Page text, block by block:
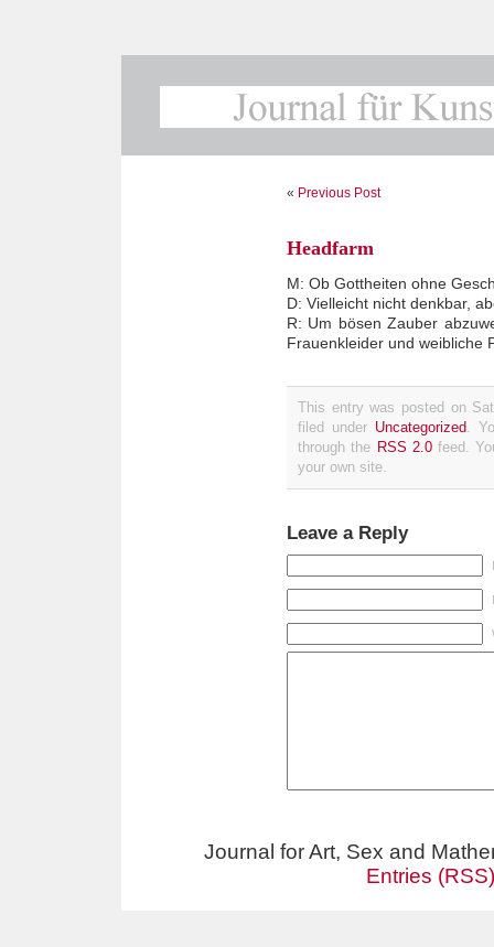
« Previous Post
Headfarm
M: Ob Gottheiten ohne
D: Vielleicht nicht denkbar,
R: Um bösen Zauber
Frauenkleider und weibliche
This entry was posted on
filed under Uncategorized.
through the RSS 2.0feed.
your own site.
Leave a Reply
Journal for Art, Sex and
Entries (RSS)